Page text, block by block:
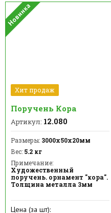
Хит продаж
Поручень Кора
Артикул: 12.080
Размеры: 3000х50х20мм
Вес: 5.2 кг
Примечание:
Художественный
поручень. орнамент "кора".
Толщина металла 3мм
Цена (за шт):